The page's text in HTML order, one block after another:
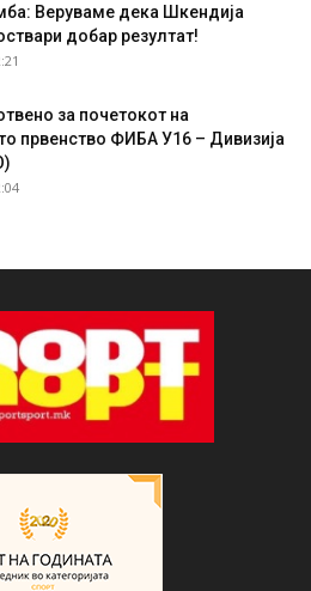
Веруваме дека Шкендија
добар резултат!
за почетокот на
првенство ФИБА У16 – Дивизија